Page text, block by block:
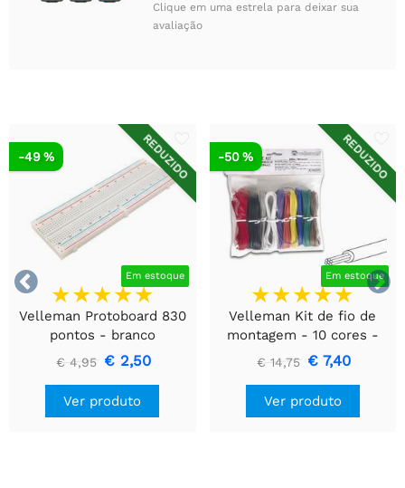
Clique em uma estrela para deixar sua
avaliação


REDUZIDO
Em estoque
-49 %
Velleman Protoboard 830
pontos - branco
€ 4,95 € 2,50
Ver produto
REDUZIDO
Em estoque
-50 %
Velleman Kit de fio de
montagem - 10 cores -
60m - multicore
€ 14,75 € 7,40
Ver produto